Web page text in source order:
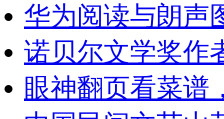
华为阅读与朗声
诺贝尔文学奖作
眼神翻页看菜谱